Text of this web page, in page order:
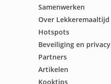
Samenwerken
Over Lekkeremaaltijd
Hotspots
Beveiliging en privacy
Partners
Artikelen
Kooktips